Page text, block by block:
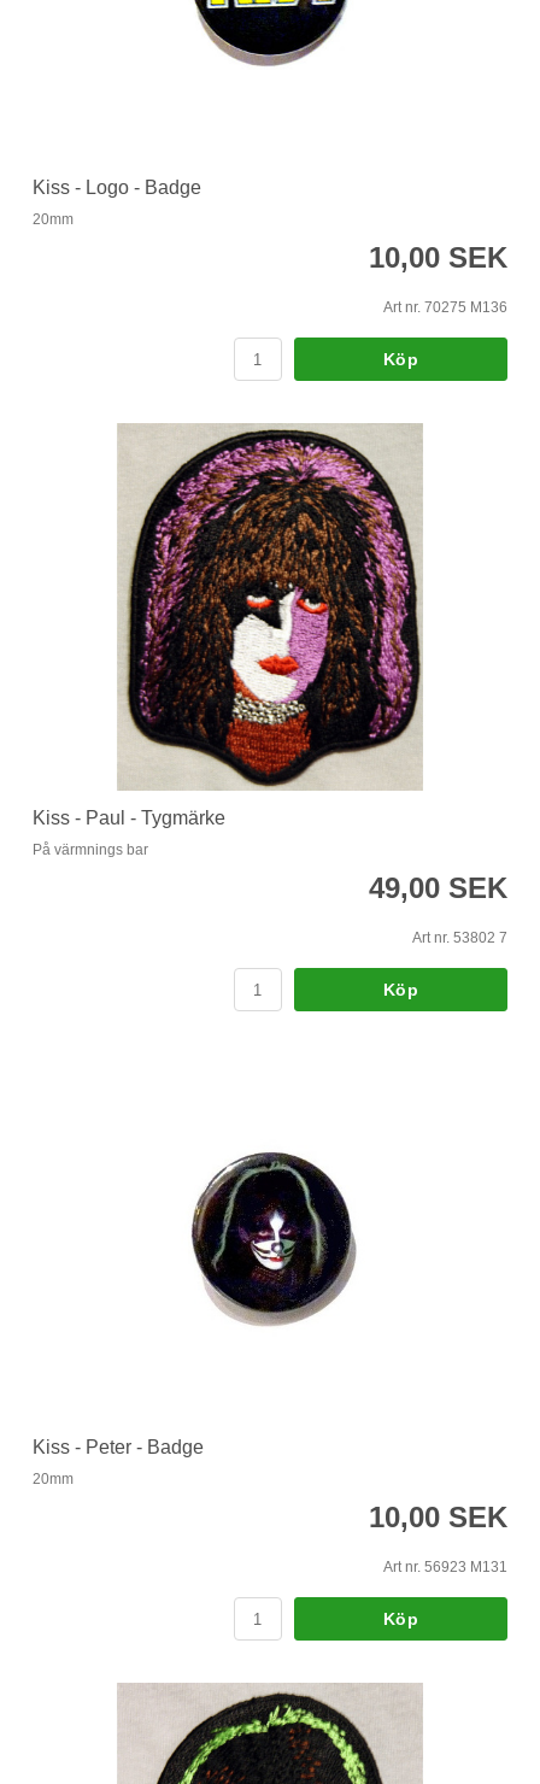
Kiss - Logo - Badge
20mm
10,00 SEK
Art nr. 70275 M136
Köp
Kiss - Paul - Tygmärke
På värmnings bar
49,00 SEK
Art nr. 53802 7
Köp
Kiss - Peter - Badge
20mm
10,00 SEK
Art nr. 56923 M131
Köp